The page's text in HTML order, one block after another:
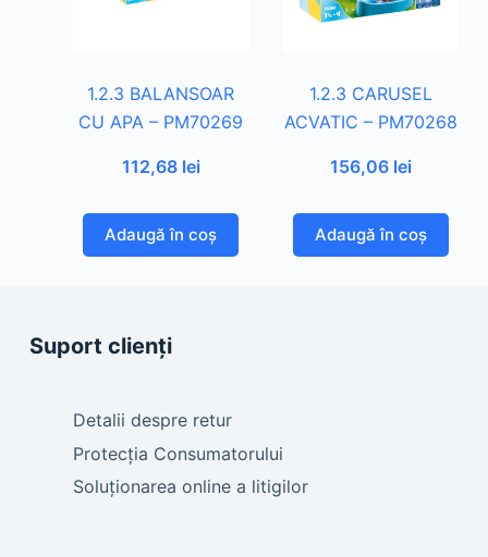
1.2.3 BALANSOAR
CU APA – PM70269
112,68 lei
Adaugă în coș
1.2.3 CARUSEL
ACVATIC – PM70268
156,06 lei
Adaugă în coș
Suport clienți
Detalii despre retur
Protecția Consumatorului
Soluționarea online a litigilor